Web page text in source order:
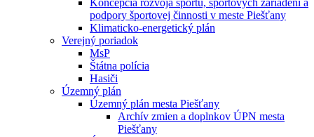
Koncepcia rozvoja športu, športových zariadení a
podpory športovej činnosti v meste Piešťany
Klimaticko-energetický plán
Verejný poriadok
MsP
Štátna polícia
Hasiči
Územný plán
Územný plán mesta Piešťany
Archív zmien a doplnkov ÚPN mesta
Piešťany